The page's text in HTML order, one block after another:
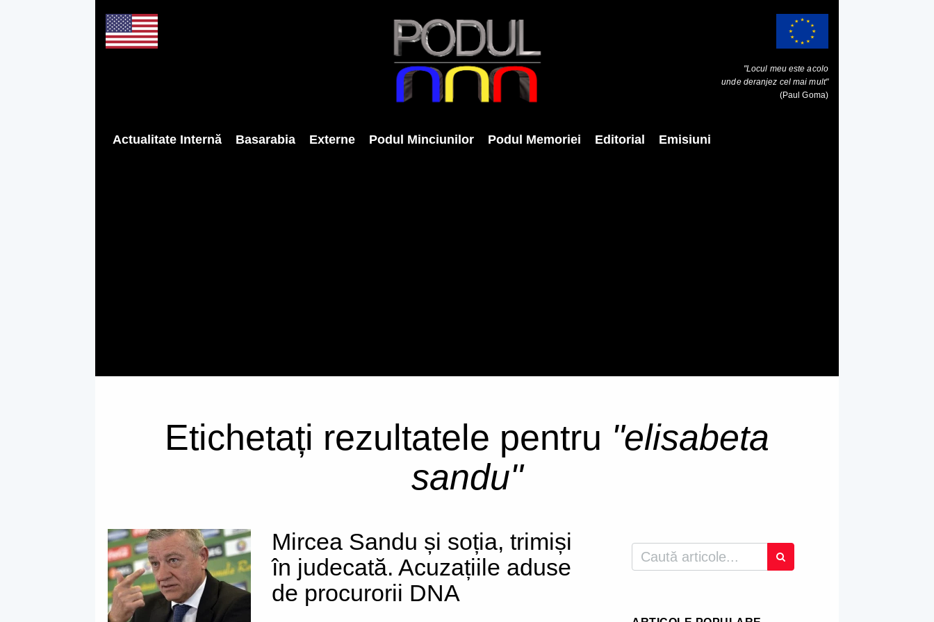
"Locul meu este acolo
unde deranjez cel mai mult"
(Paul Goma)
Actualitate Internă Basarabia Externe Podul Minciunilor Podul Memoriei Editorial Emisiuni
Etichetați rezultatele pentru "elisabeta
sandu"
Mircea Sandu și soția, trimiși
în judecată. Acuzațiile aduse
de procurorii DNA